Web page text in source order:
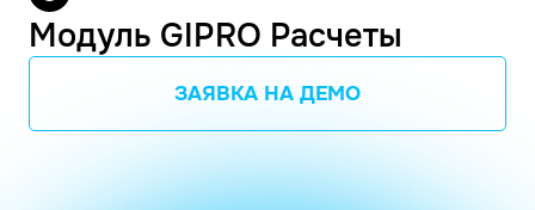
Модуль GIPRO Расчеты
ЗАЯВКА НА ДЕМО